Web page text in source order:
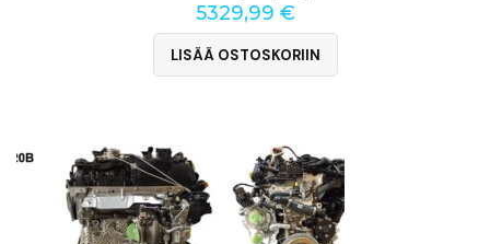
5329,99 €
LISÄÄ OSTOSKORIIN